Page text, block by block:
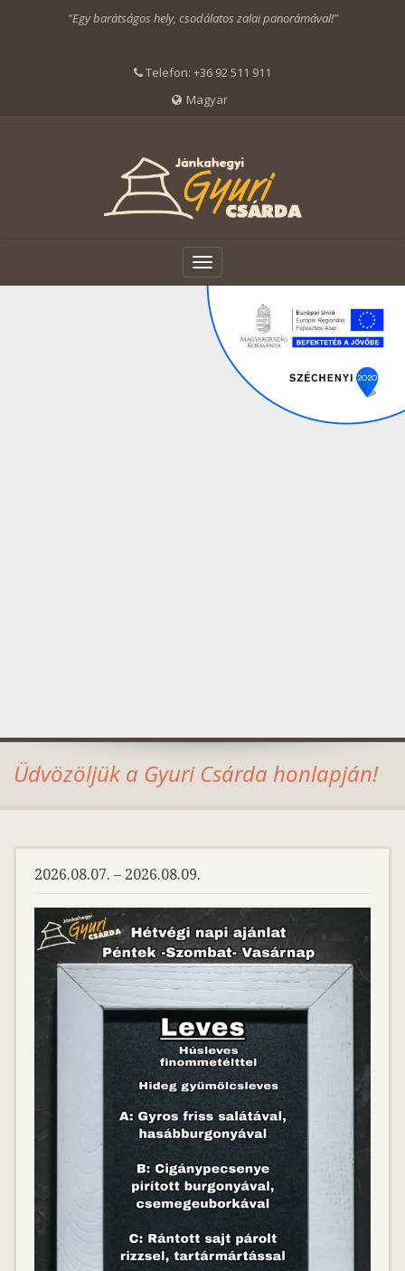
"Egy barátságos hely, csodálatos zalai panorámával!"
Telefon: +36 92 511 911
Magyar
Toggle
navigation
Üdvözöljük a Gyuri Csárda honlapján!
2026.08.07. – 2026.08.09.